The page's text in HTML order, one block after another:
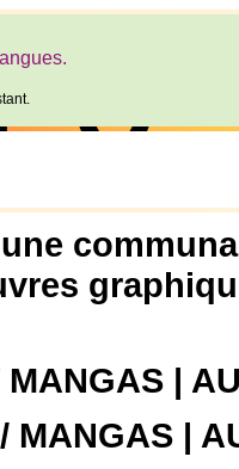
|
MANGAS |